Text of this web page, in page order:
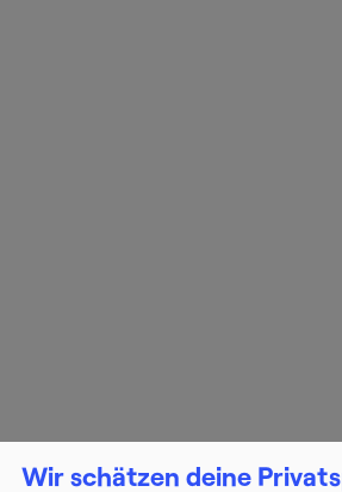
Wir schätzen deine